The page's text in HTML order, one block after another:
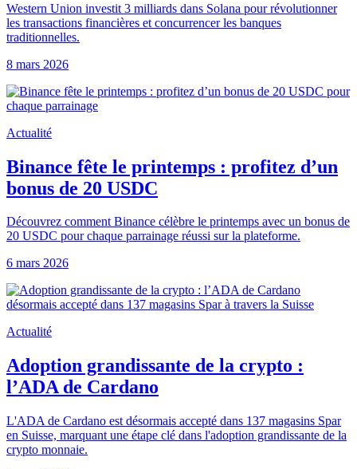
Western Union investit 3 milliards dans Solana pour révolutionner
les transactions financières et concurrencer les banques
traditionnelles.
8 mars 2026
Actualité
Binance fête le printemps : profitez d’un
bonus de 20 USDC
Découvrez comment Binance célèbre le printemps avec un bonus de
20 USDC pour chaque parrainage réussi sur la plateforme.
6 mars 2026
Actualité
Adoption grandissante de la crypto :
l’ADA de Cardano
L'ADA de Cardano est désormais accepté dans 137 magasins Spar
en Suisse, marquant une étape clé dans l'adoption grandissante de la
crypto monnaie.